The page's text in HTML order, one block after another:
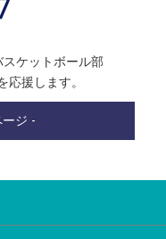
ケットボール部
応援します。
ージ -